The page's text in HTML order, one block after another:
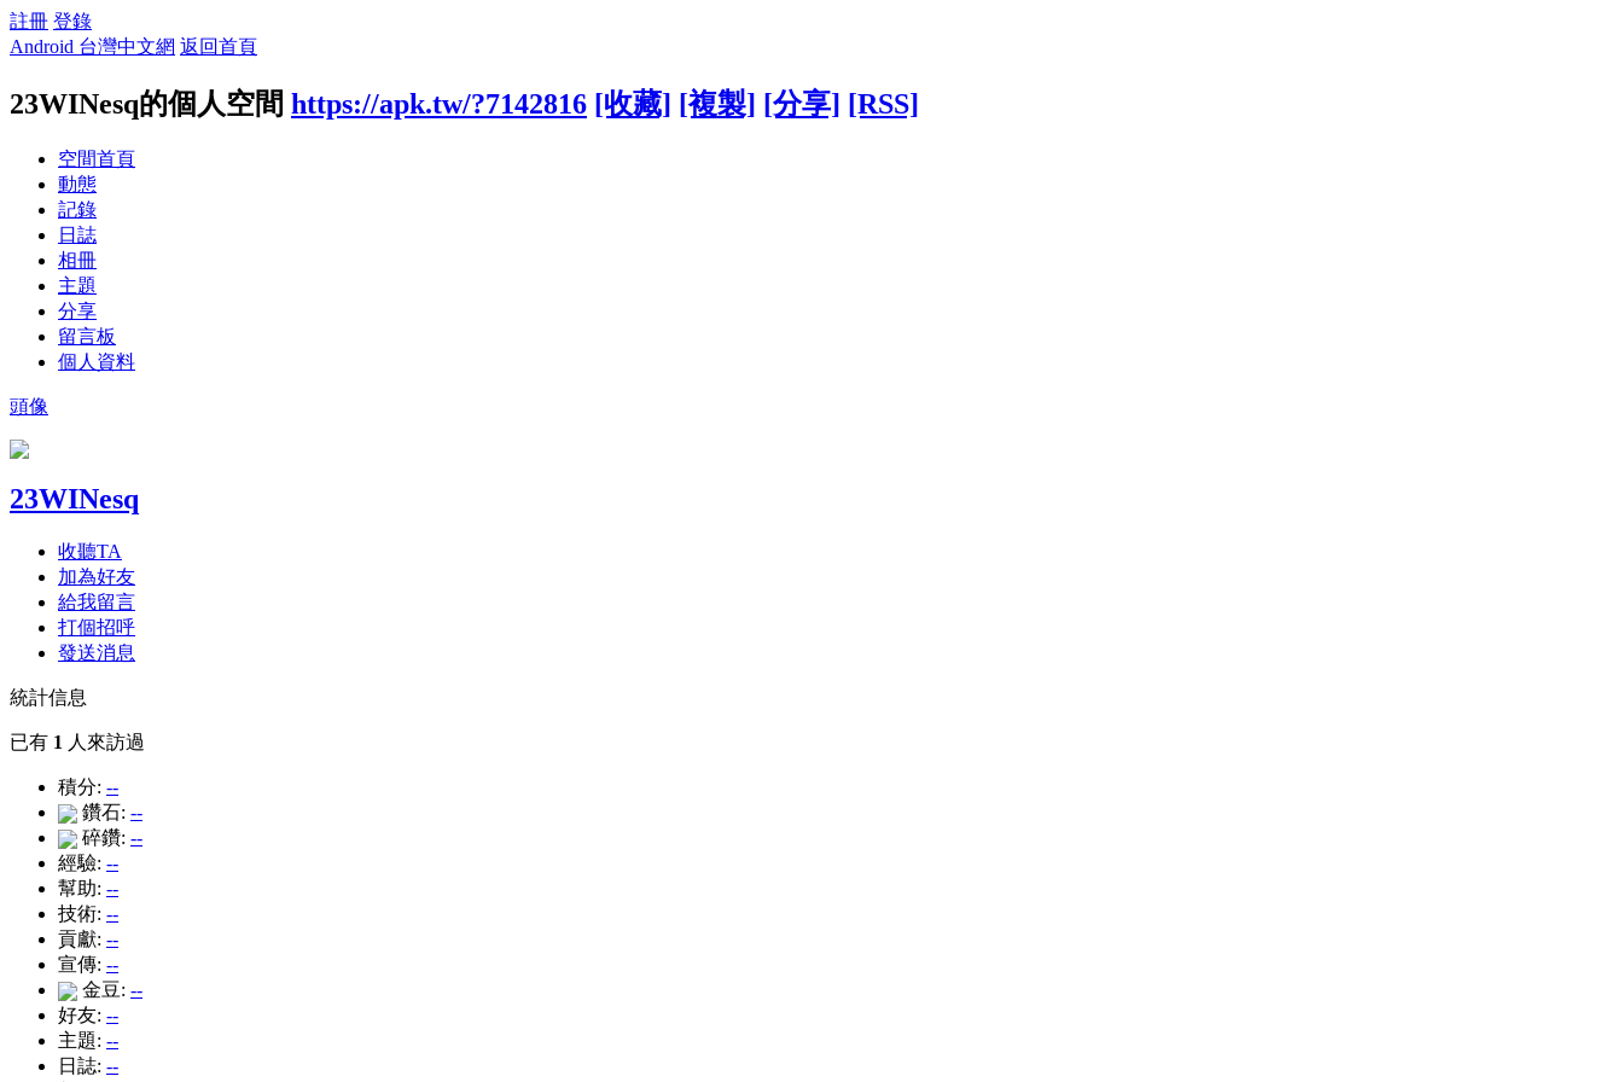
註冊 登錄
Android 台灣中文網 返回首頁
23WINesq的個人空間 https://apk.tw/?7142816 [收藏] [複製] [分享] [RSS]
空間首頁
動態
記錄
日誌
相冊
主題
分享
留言板
個人資料
頭像
23WINesq
收聽TA
加為好友
給我留言
打個招呼
發送消息
統計信息
已有 1 人來訪過
積分: --
鑽石: --
碎鑽: --
經驗: --
幫助: --
技術: --
貢獻: --
宣傳: --
金豆: --
好友: --
主題: --
日誌: --